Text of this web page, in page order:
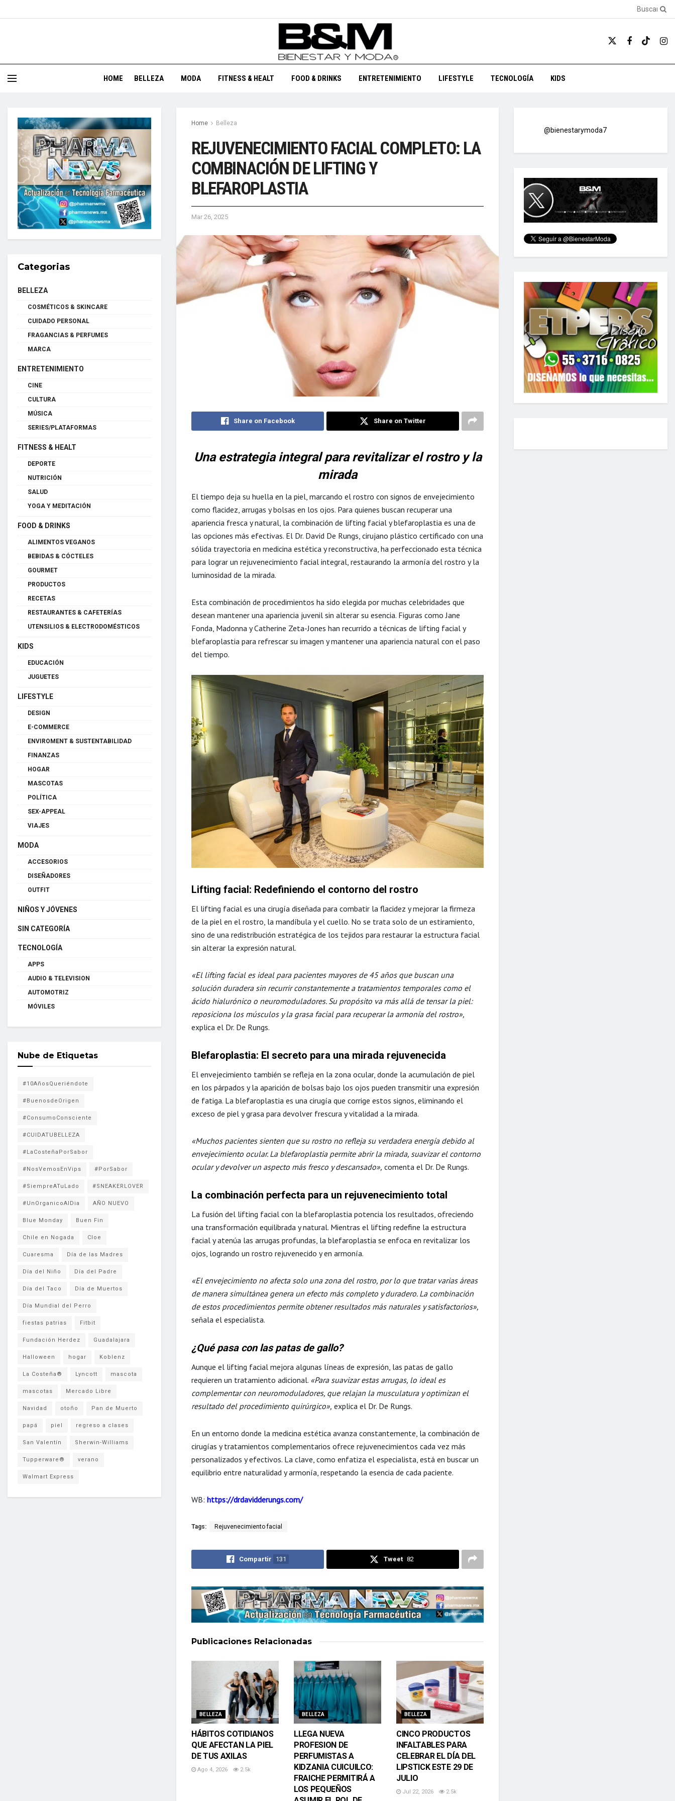
HOME BELLEZA MODA FITNESS & HEALT FOOD & DRINKS ENTRETENIMIENTO LIFESTYLE TECNOLOGÍA KIDS
Home Belleza
REJUVENECIMIENTO FACIAL COMPLETO: LA
COMBINACIÓN DE LIFTING Y
BLEFAROPLASTIA
Mar 26, 2025
Share on Facebook Share on Twitter
Una estrategia integral para revitalizar el rostro y la
mirada
El tiempo deja su huella en la piel, marcando el rostro con signos de envejecimiento
como flacidez, arrugas y bolsas en los ojos. Para quienes buscan recuperar una
apariencia fresca y natural, la combinación de lifting facial y blefaroplastia es una de
las opciones más efectivas. El Dr. David De Rungs, cirujano plástico certificado con una
sólida trayectoria en medicina estética y reconstructiva, ha perfeccionado esta técnica
para lograr un rejuvenecimiento facial integral, restaurando la armonía del rostro y la
luminosidad de la mirada.
Esta combinación de procedimientos ha sido elegida por muchas celebridades que
desean mantener una apariencia juvenil sin alterar su esencia. Figuras como Jane
Fonda, Madonna y Catherine Zeta-Jones han recurrido a técnicas de lifting facial y
blefaroplastia para refrescar su imagen y mantener una apariencia natural con el paso
del tiempo.
Lifting facial: Redefiniendo el contorno del rostro
El lifting facial es una cirugía diseñada para combatir la flacidez y mejorar la firmeza
de la piel en el rostro, la mandíbula y el cuello. No se trata solo de un estiramiento,
sino de una redistribución estratégica de los tejidos para restaurar la estructura facial
sin alterar la expresión natural.
«El lifting facial es ideal para pacientes mayores de 45 años que buscan una
solución duradera sin recurrir constantemente a tratamientos temporales como el
ácido hialurónico o neuromoduladores. Su propósito va más allá de tensar la piel:
reposiciona los músculos y la grasa facial para recuperar la armonía del rostro»,
explica el Dr. De Rungs.
Blefaroplastia: El secreto para una mirada rejuvenecida
El envejecimiento también se refleja en la zona ocular, donde la acumulación de piel
en los párpados y la aparición de bolsas bajo los ojos pueden transmitir una expresión
de fatiga. La blefaroplastia es una cirugía que corrige estos signos, eliminando el
exceso de piel y grasa para devolver frescura y vitalidad a la mirada.
«Muchos pacientes sienten que su rostro no refleja su verdadera energía debido al
envejecimiento ocular. La blefaroplastia permite abrir la mirada, suavizar el contorno
ocular y devolver un aspecto más fresco y descansado», comenta el Dr. De Rungs.
La combinación perfecta para un rejuvenecimiento total
La fusión del lifting facial con la blefaroplastia potencia los resultados, ofreciendo
una transformación equilibrada y natural. Mientras el lifting redefine la estructura
facial y atenúa las arrugas profundas, la blefaroplastia se enfoca en revitalizar los
ojos, logrando un rostro rejuvenecido y en armonía.
«El envejecimiento no afecta solo una zona del rostro, por lo que tratar varias áreas
de manera simultánea genera un efecto más completo y duradero. La combinación
de estos procedimientos permite obtener resultados más naturales y satisfactorios»,
señala el especialista.
¿Qué pasa con las patas de gallo?
Aunque el lifting facial mejora algunas líneas de expresión, las patas de gallo
requieren un tratamiento adicional. «Para suavizar estas arrugas, lo ideal es
complementar con neuromoduladores, que relajan la musculatura y optimizan el
resultado del procedimiento quirúrgico», explica el Dr. De Rungs.
En un entorno donde la medicina estética avanza constantemente, la combinación de
cirugías y tratamientos complementarios ofrece rejuvenecimientos cada vez más
personalizados y efectivos. La clave, como enfatiza el especialista, está en buscar un
equilibrio entre naturalidad y armonía, respetando la esencia de cada paciente.
WB: https://drdavidderungs.com/
Tags: Rejuvenecimiento facial
Compartir 131 Tweet 82
Publicaciones Relacionadas
BELLEZA
HÁBITOS COTIDIANOS
QUE AFECTAN LA PIEL
DE TUS AXILAS
Ago 4, 2026 2.5k
BELLEZA
LLEGA NUEVA
PROFESION DE
PERFUMISTAS A
KIDZANIA CUICUILCO:
FRAICHE PERMITIRÁ A
LOS PEQUEÑOS
BELLEZA
CINCO PRODUCTOS
INFALTABLES PARA
CELEBRAR EL DÍA DEL
LIPSTICK ESTE 29 DE
JULIO
Jul 22, 2026 2.5k
Categorias
BELLEZA
COSMÉTICOS & SKINCARE
CUIDADO PERSONAL
FRAGANCIAS & PERFUMES
MARCA
ENTRETENIMIENTO
CINE
CULTURA
MÚSICA
SERIES/PLATAFORMAS
FITNESS & HEALT
DEPORTE
NUTRICIÓN
SALUD
YOGA Y MEDITACIÓN
FOOD & DRINKS
ALIMENTOS VEGANOS
BEBIDAS & CÓCTELES
GOURMET
PRODUCTOS
RECETAS
RESTAURANTES & CAFETERÍAS
UTENSILIOS & ELECTRODOMÉSTICOS
KIDS
EDUCACIÓN
JUGUETES
LIFESTYLE
DESIGN
E-COMMERCE
ENVIROMENT & SUSTENTABILIDAD
FINANZAS
HOGAR
MASCOTAS
POLÍTICA
SEX-APPEAL
VIAJES
MODA
ACCESORIOS
DISEÑADORES
OUTFIT
NIÑOS Y JÓVENES
SIN CATEGORÍA
TECNOLOGÍA
APPS
AUDIO & TELEVISION
AUTOMOTRIZ
MÓVILES
Nube de Etiquetas
#10AñosQueriéndote
#BuenosdeOrigen
#ConsumoConsciente
#CUIDATUBELLEZA
#LaCosteñaPorSabor
#NosVemosEnVips #PorSabor
#SiempreATuLado #SNEAKERLOVER
#UnOrganicoAlDia AÑO NUEVO
Blue Monday Buen Fin
Chile en Nogada Cloe
Cuaresma Día de las Madres
Día del Niño Día del Padre
Día del Taco Día de Muertos
Día Mundial del Perro
fiestas patrias Fitbit
Fundación Herdez Guadalajara
Halloween hogar Koblenz
La Costeña® Lyncott mascota
mascotas Mercado Libre
Navidad otoño Pan de Muerto
papá piel regreso a clases
San Valentín Sherwin-Williams
Tupperware® verano
Walmart Express
@bienestarymoda7